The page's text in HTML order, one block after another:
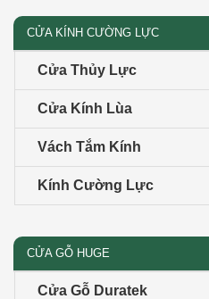
CỬA KÍNH CƯỜNG LỰC
Cửa Thủy Lực
Cửa Kính Lùa
Vách Tắm Kính
Kính Cường Lực
CỬA GỖ HUGE
Cửa Gỗ Duratek